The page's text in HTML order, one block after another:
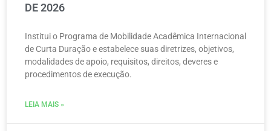
DE 2026
Institui o Programa de Mobilidade Acadêmica Internacional
de Curta Duração e estabelece suas diretrizes, objetivos,
modalidades de apoio, requisitos, direitos, deveres e
procedimentos de execução.
LEIA MAIS »